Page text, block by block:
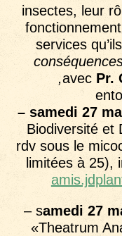
insectes, leur
services
,avec Pr.
– samedi 27
Biodiversité et
rdv sous le
limitées à 25),
– samedi 27
«Theatrum